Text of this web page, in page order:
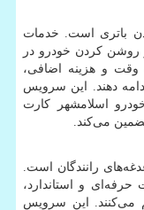
باتری است. خدمات
روشن کردن خودرو در
و هزینه اضافی،
دهند. این سرویس
اسلامشهر کارت
می‌کند.
رانندگان است.
حرفه‌ای و استاندارد،
می‌کنند. این سرویس